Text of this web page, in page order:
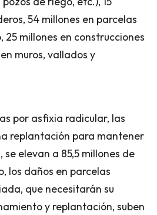
54 millones en parcelas
millones en construcciones
muros, vallados y
por asfixia radicular, las
replantación para mantener
elevan a 85,5 millones de
los daños en parcelas
que necesitarán su
y replantación, suben